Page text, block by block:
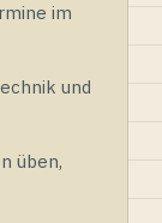
im
und
üben,